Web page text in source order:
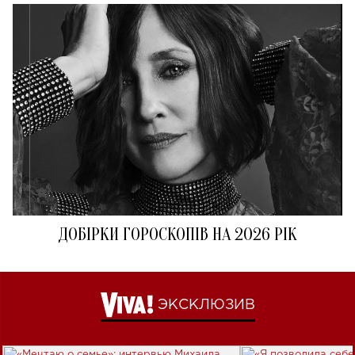
ДОБІРКИ ГОРОСКОПІВ НА 2026 РІК
ЭКСКЛЮЗИВ